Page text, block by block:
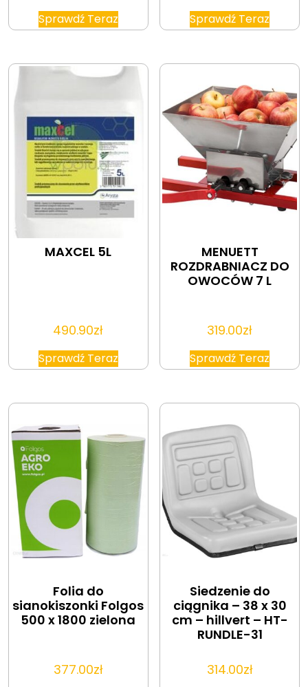
Sprawdź Teraz Sprawdź Teraz
MAXCEL 5L
490.90zł
Sprawdź Teraz
MENUETT
ROZDRABNIACZ DO
OWOCÓW 7 L
319.00zł
Sprawdź Teraz
Folia do
sianokiszonki Folgos
500 x 1800 zielona
377.00zł
Siedzenie do
ciągnika – 38 x 30
cm – hillvert – HT-
RUNDLE-31
314.00zł